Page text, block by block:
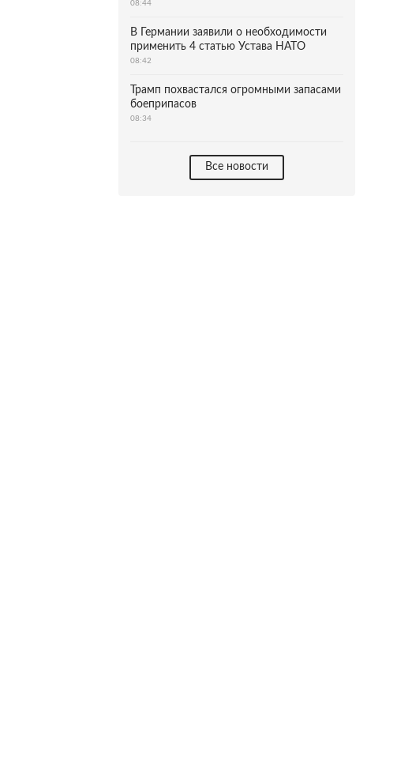
08:44
В Германии заявили о необходимости
применить 4 статью Устава НАТО
08:42
Трамп похвастался огромными запасами
боеприпасов
08:34
Все новости